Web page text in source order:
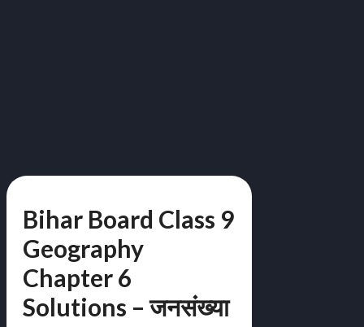
Bihar Board Class 9
Geography
Chapter 6
Solutions – जनसंख्या